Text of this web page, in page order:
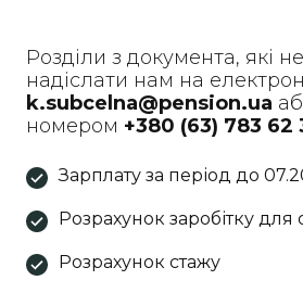
Розділи з документа, які
надіслати нам на
k.subcelna@pension.ua
номером +380 (63) 783 62
Зарплату за період до
Розрахунок заробітку
Розрахунок стажу